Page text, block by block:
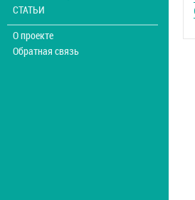
СТАТЬИ
О проекте
Обратная связь